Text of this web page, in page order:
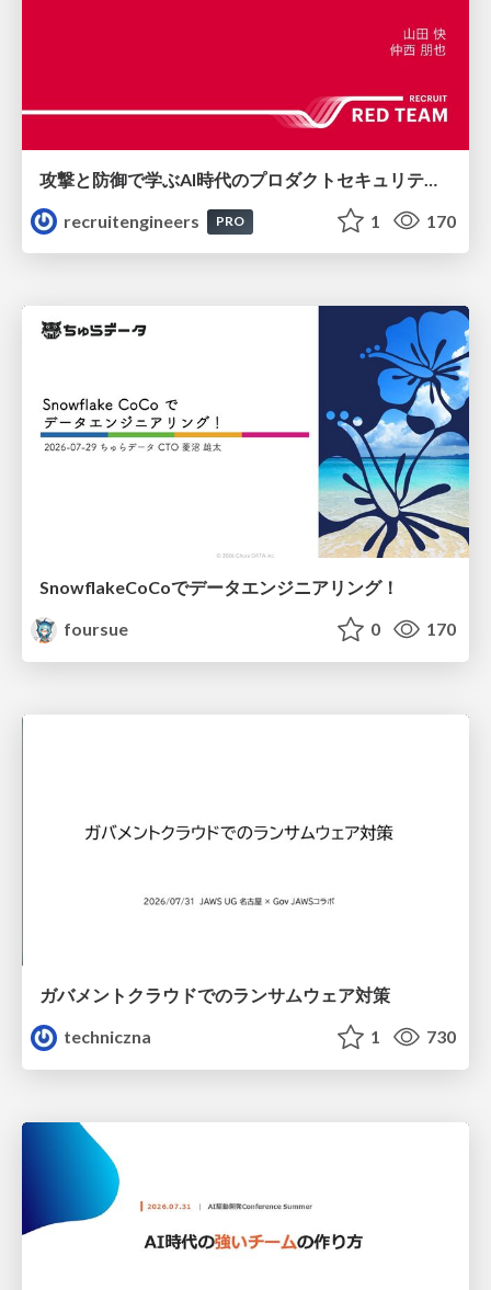
recruitengineers
PRO 1 170
SnowflakeCoCoでデータエンジニアリング！
foursue
0 170
ガバメントクラウドでのランサムウェア対策
techniczna
1 730